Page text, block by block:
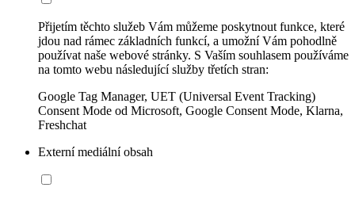
Přijetím těchto služeb Vám můžeme poskytnout funkce, které
jdou nad rámec základních funkcí, a umožní Vám pohodlně
používat naše webové stránky. S Vaším souhlasem používáme
na tomto webu následující služby třetích stran:
Google Tag Manager, UET (Universal Event Tracking)
Consent Mode od Microsoft, Google Consent Mode, Klarna,
Freshchat
Externí mediální obsah